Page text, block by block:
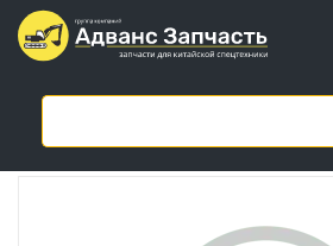
001130235 001130235